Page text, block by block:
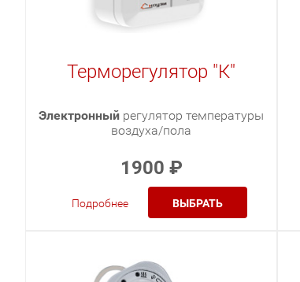
Терморегулятор "К"
Электронный регулятор температуры
воздуха/пола
1900 ₽
Подробнее ВЫБРАТЬ